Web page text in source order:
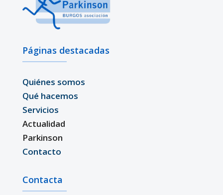
Páginas destacadas
Quiénes somos
Qué hacemos
Servicios
Actualidad
Parkinson
Contacto
Contacta